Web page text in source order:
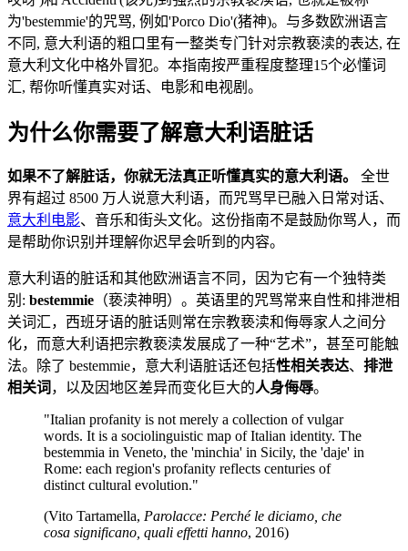
为'bestemmie'的咒骂, 例如'Porco Dio'(猪神)。与多数欧洲语言
不同, 意大利语的粗口里有一整类专门针对宗教亵渎的表达, 在
意大利文化中格外冒犯。本指南按严重程度整理15个必懂词
汇, 帮你听懂真实对话、电影和电视剧。
为什么你需要了解意大利语脏话
如果不了解脏话，你就无法真正听懂真实的意大利语。
全世
界有超过 8500 万人说意大利语，而咒骂早已融入日常对话、
意大利电影、音乐和街头文化。这份指南不是鼓励你骂人，而
是帮助你识别并理解你迟早会听到的内容。
意大利语的脏话和其他欧洲语言不同，因为它有一个独特类
别: bestemmie （亵渎神明）。英语里的咒骂常来自性和排泄相
关词汇，西班牙语的脏话则常在宗教亵渎和侮辱家人之间分
化，而意大利语把宗教亵渎发展成了一种“艺术”，甚至可能触
法。除了 bestemmie，意大利语脏话还包括性相关表达、 排泄
相关词 ，以及因地区差异而变化巨大的人身侮辱。
"Italian profanity is not merely a collection of vulgar
words. It is a sociolinguistic map of Italian identity. The
bestemmia in Veneto, the 'minchia' in Sicily, the 'daje' in
Rome: each region's profanity reflects centuries of
distinct cultural evolution."
(Vito Tartamella, Parolacce: Perché le diciamo, che
cosa significano, quali effetti hanno, 2016)